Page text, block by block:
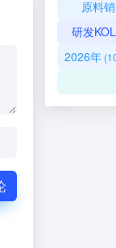
原料
研发KOL
2026年